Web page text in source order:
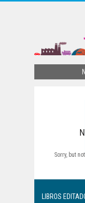
Sorry, but
LIBROS